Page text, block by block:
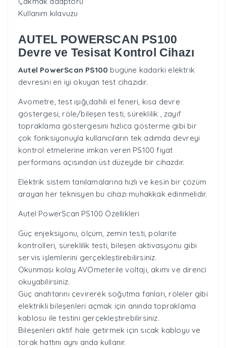
Kullanım kılavuzu
AUTEL POWERSCAN PS100
Devre ve Tesisat Kontrol Cihazı
Autel PowerScan PS100 bugüne kadarki elektrik
devresini en iyi okuyan test cihazıdır.
Avometre, test ışığı,dahili el feneri, kısa devre
göstergesi, röle/bileşen testi, süreklilik , zayıf
topraklama göstergesini hızlıca gösterme gibi bir
çok fonksiyonuyla kullanıcıların tek adımda devreyi
kontrol etmelerine imkan veren PS100 fiyat
performans açısından üst düzeyde bir cihazdır.
Elektrik sistem tanılamalarına hızlı ve kesin bir çözüm
arayan her teknisyen bu cihazı muhakkak edinmelidir.
Autel PowerScan PS100 Özellikleri
Güç enjeksiyonu, ölçüm, zemin testi, polarite
kontrolleri, süreklilik testi, bileşen aktivasyonu gibi
servis işlemlerini gerçekleştirebilirsiniz.
Okunması kolay AVOmeterile voltajı, akımı ve direnci
okuyabilirsiniz.
Güç anahtarını çevirerek soğutma fanları, röleler gibi
elektrikli bileşenleri açmak için anında topraklama
kablosu ile testini gerçekleştirebilirsiniz.
Bileşenleri aktif hale getirmek için sıcak kabloyu ve
torak hattını aynı anda kullanır.